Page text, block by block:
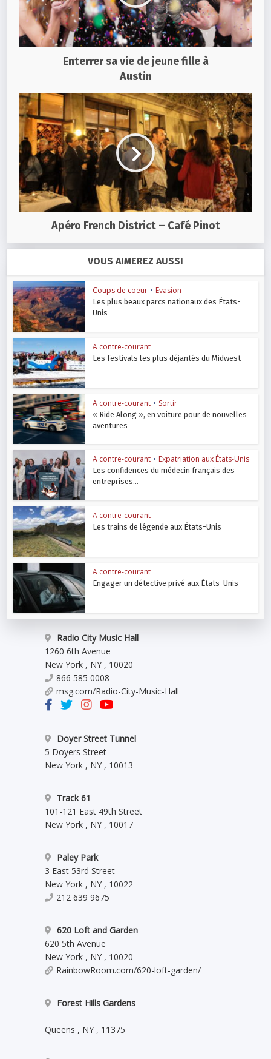
Enterrer sa vie de jeune fille à
Austin
Apéro French District – Café Pinot
VOUS AIMEREZ AUSSI
Coups de coeur • Evasion
Les plus beaux parcs nationaux des États-
Unis
A contre-courant
Les festivals les plus déjantés du Midwest
A contre-courant • Sortir
« Ride Along », en voiture pour de nouvelles
aventures
A contre-courant • Expatriation aux États-Unis
Les confidences du médecin français des
entreprises...
A contre-courant
Les trains de légende aux États-Unis
A contre-courant
Engager un détective privé aux États-Unis
Radio City Music Hall
1260 6th Avenue
New York , NY , 10020
866 585 0008
msg.com/Radio-City-Music-Hall
Doyer Street Tunnel
5 Doyers Street
New York , NY , 10013
Track 61
101-121 East 49th Street
New York , NY , 10017
Paley Park
3 East 53rd Street
New York , NY , 10022
212 639 9675
620 Loft and Garden
620 5th Avenue
New York , NY , 10020
RainbowRoom.com/620-loft-garden/
Forest Hills Gardens
Queens , NY , 11375